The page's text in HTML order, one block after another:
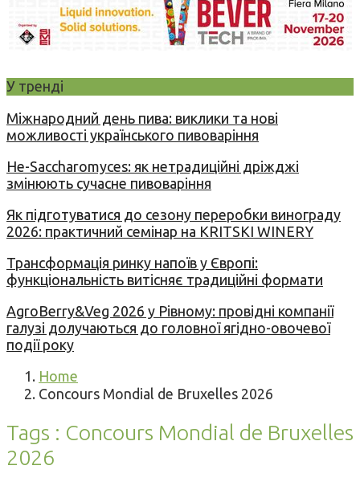
У тренді
Міжнародний день пива: виклики та нові
можливості українського пивоваріння
Не-Saccharomyces: як нетрадиційні дріжджі
змінюють сучасне пивоваріння
Як підготуватися до сезону переробки винограду
2026: практичний семінар на KRITSKI WINERY
Трансформація ринку напоїв у Європі:
функціональність витісняє традиційні формати
AgroBerry&Veg 2026 у Рівному: провідні компанії
галузі долучаються до головної ягідно-овочевої
події року
Home
Concours Mondial de Bruxelles 2026
Tags : Concours Mondial de Bruxelles
2026